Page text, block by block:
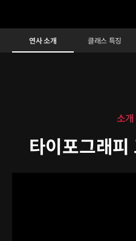
타이포그래피 교육자 김의래
Configuration Information
연사 소개 클래스 특징
소
타이포그래피